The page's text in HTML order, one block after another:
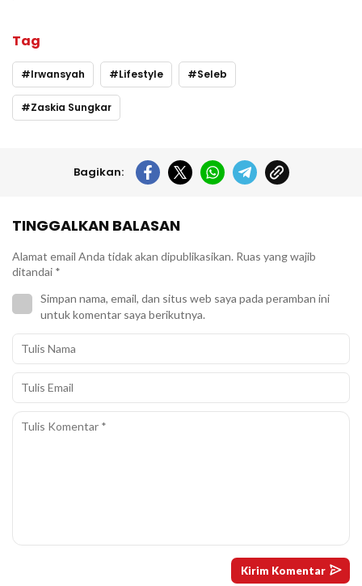
Tag
Irwansyah Lifestyle Seleb
Zaskia Sungkar
Bagikan:
TINGGALKAN BALASAN
Alamat email Anda tidak akan dipublikasikan. Ruas yang wajib
ditandai *
Simpan nama, email, dan situs web saya pada peramban ini
untuk komentar saya berikutnya.